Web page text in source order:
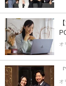
オ
オ